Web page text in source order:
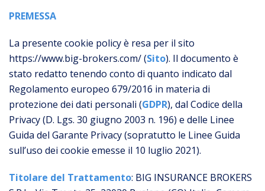
PREMESSA
La presente cookie policy è resa per il sito
https://www.big-brokers.com/ (Sito). Il documento è
stato redatto tenendo conto di quanto indicato dal
Regolamento europeo 679/2016 in materia di
protezione dei dati personali (GDPR), dal Codice della
Privacy (D. Lgs. 30 giugno 2003 n. 196) e delle Linee
Guida del Garante Privacy (sopratutto le Linee Guida
sull’uso dei cookie emesse il 10 luglio 2021).
Titolare del Trattamento: BIG INSURANCE BROKERS